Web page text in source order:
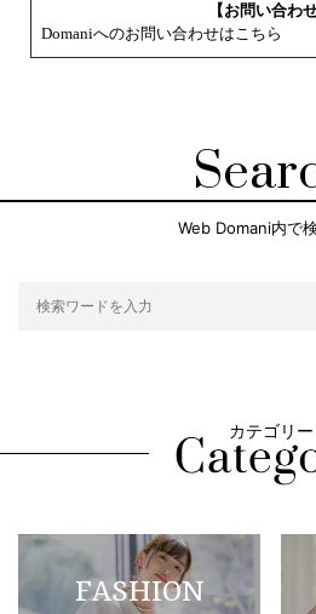
【お問い合わせ
Domaniへのお問い合わせはこちら
Web Domani内で
カテゴリー
FASHION